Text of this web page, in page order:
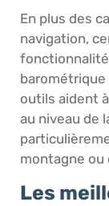
En plus des
navigation,
outils aident
au niveau de
montagne ou
Les